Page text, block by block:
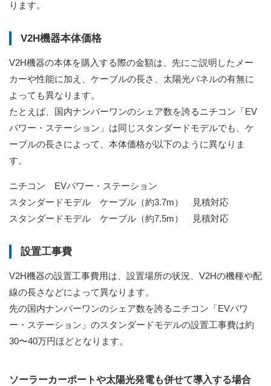
ります。
V2H機器本体価格
V2H機器の本体を購入する際の金額は、先にご説明したメー
カーや性能に加え、ケーブルの長さ、太陽光パネルの有無に
よっても異なります。
たとえば、国内ナンバーワンのシェア数を誇るニチコン「EV
パワー・ステーション」は同じスタンダードモデルでも、ケ
ーブルの長さによって、本体価格が以下のように異なりま
す。
ニチコン EVパワー・ステーション
スタンダードモデル ケーブル（約3.7m） 見積対応
スタンダードモデル ケーブル（約7.5m） 見積対応
設置工事費
V2H機器の設置工事費用は、設置場所の状況、V2Hの機種や配
線の長さなどによって異なります。
先の国内ナンバーワンのシェア数を誇るニチコン「EVパワ
ー・ステーション」のスタンダードモデルの設置工事費は約
30〜40万円ほどとなります。
ソーラーカーポートや太陽光発電も併せて導入する場合